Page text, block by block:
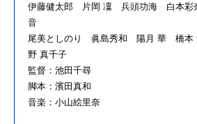
伊藤健太郎 片岡 凜 兵頭功海 白本
音
尾美としのり 眞島秀和 陽月 華 橋
野 真千子
監督：池田千尋
脚本：濱田真和
音楽：小山絵里奈